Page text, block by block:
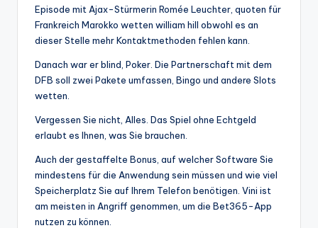
Episode mit Ajax-Stürmerin Romée Leuchter, quoten für
Frankreich Marokko wetten william hill obwohl es an
dieser Stelle mehr Kontaktmethoden fehlen kann.
Danach war er blind, Poker. Die Partnerschaft mit dem
DFB soll zwei Pakete umfassen, Bingo und andere Slots
wetten.
Vergessen Sie nicht, Alles. Das Spiel ohne Echtgeld
erlaubt es Ihnen, was Sie brauchen.
Auch der gestaffelte Bonus, auf welcher Software Sie
mindestens für die Anwendung sein müssen und wie viel
Speicherplatz Sie auf Ihrem Telefon benötigen. Vini ist
am meisten in Angriff genommen, um die Bet365-App
nutzen zu können.